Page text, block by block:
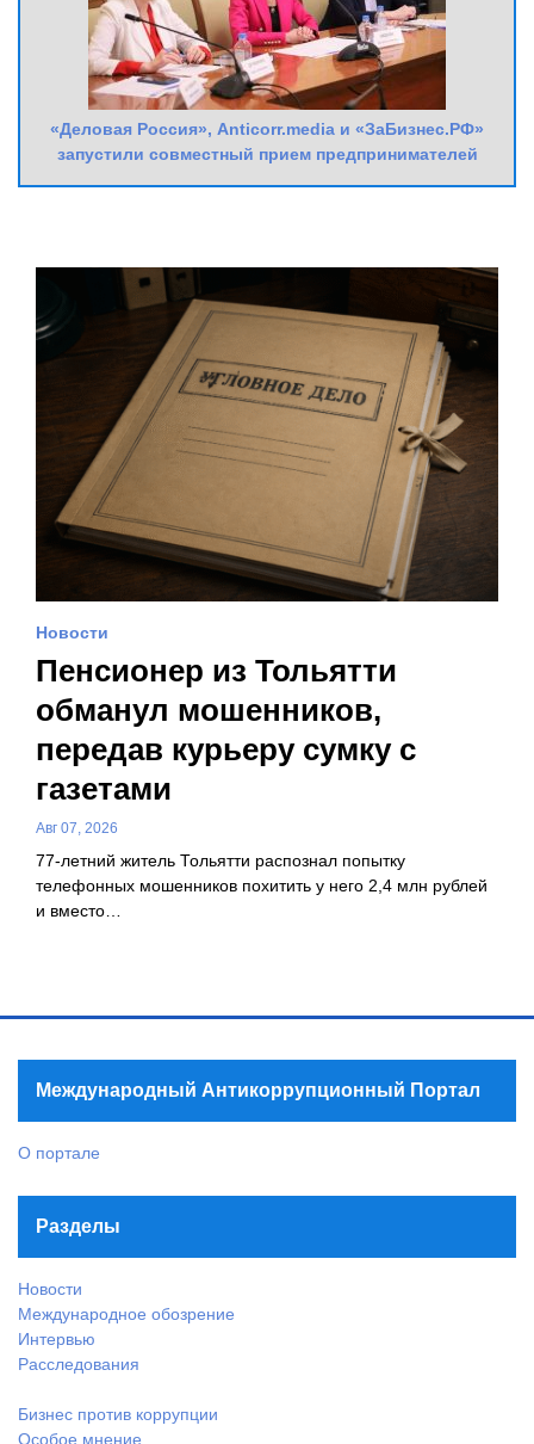
«Деловая Россия», Anticorr.media и «ЗаБизнес.РФ»
запустили совместный прием предпринимателей
Новости
Пенсионер из Тольятти
обманул мошенников,
передав курьеру сумку с
газетами
Авг 07, 2026
77-летний житель Тольятти распознал попытку
телефонных мошенников похитить у него 2,4 млн рублей
и вместо…
Международный Антикоррупционный Портал
О портале
Разделы
Новости
Международное обозрение
Интервью
Расследования
Бизнес против коррупции
Особое мнение